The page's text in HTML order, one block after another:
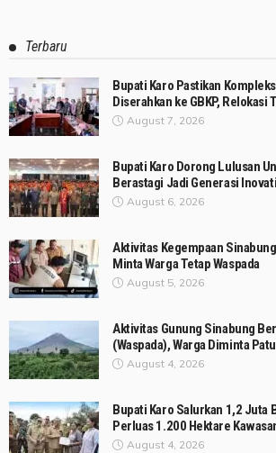
Terbaru
Bupati Karo Pastikan
Diserahkan ke GBKP, Relokasi
August 7, 2026
Bupati Karo Dorong Lulusan
Berastagi Jadi Generasi
August 6, 2026
Aktivitas Kegempaan
Minta Warga Tetap Waspada
August 5, 2026
Aktivitas Gunung Sinabung
(Waspada), Warga Diminta
August 4, 2026
Bupati Karo Salurkan 1,2 Juta
Perluas 1.200 Hektare
August 4, 2026